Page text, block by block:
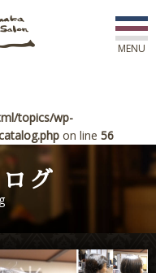
MENU
topics/wp-
on line 56
グ